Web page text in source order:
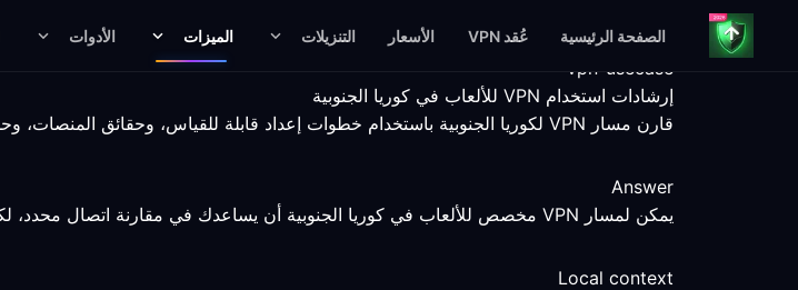
الصفحة الرئيسية عُقد VPN الأسعار التنزيلات الميزات الأدوات
vpn-usecase
إرشادات استخدام VPN للألعاب في كوريا الجنوبية
قارن مسار VPN لكوريا الجنوبية باستخدام خطوات إعداد قابلة للقياس، وحقائق المنصات، وحدود الخدمة الموضحة بوضوح.
Answer
يمكن لمسار VPN مخصص للألعاب في كوريا الجنوبية أن يساعدك في مقارنة اتصال محدد، لكن نقطة النهاية والعميل والخدمة والشبكة المحلية تظل عوامل تحدد النتيجة.
Local context